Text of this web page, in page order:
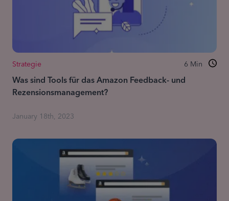
Strategie 6 Min
Was sind Tools für das Amazon Feedback- und
Rezensionsmanagement?
January 18th, 2023